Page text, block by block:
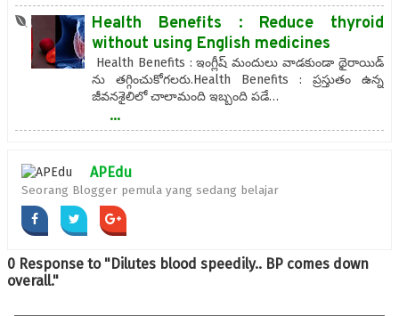
Health Benefits : Reduce thyroid
without using English medicines
Health Benefits : ఇంగ్లీష్ మందులు వాడకుండా థైరాయిడ్
ను తగ్గించుకోగలరు.Health Benefits : ప్రస్తుతం ఉన్న
జీవనశైలిలో చాలామంది ఇబ్బంది పడే…
...
APEdu
Seorang Blogger pemula yang sedang belajar
0 Response to "Dilutes blood speedily.. BP comes down
overall."